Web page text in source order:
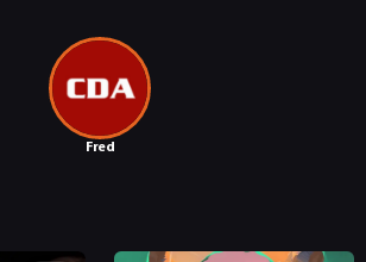
PUBLICYSTYKA
KULTURA
Fred